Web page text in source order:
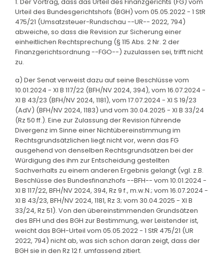
Urteil des Bundesgerichtshofs (BGH) vom 05.05.2022 - 1 StR
475/21 (Umsatzsteuer-Rundschau --UR-- 2022, 794)
abweiche, so dass die Revision zur Sicherung einer
einheitlichen Rechtsprechung (§ 115 Abs. 2 Nr. 2 der
Finanzgerichtsordnung --FGO--) zuzulassen sei, trifft nicht
zu.
a) Der Senat verweist dazu auf seine Beschlüsse vom
10.01.2024 - XI B 117/22 (BFH/NV 2024, 394), vom 16.07.2024 -
XI B 43/23 (BFH/NV 2024, 1181), vom 17.07.2024 - XI S 19/23
(AdV) (BFH/NV 2024, 1183) und vom 30.04.2025 - XI B 33/24
(Rz 50 ff.). Eine zur Zulassung der Revision führende
Divergenz im Sinne einer Nichtübereinstimmung im
Rechtsgrundsätzlichen liegt nicht vor, wenn das FG
ausgehend von denselben Rechtsgrundsätzen bei der
Würdigung des ihm zur Entscheidung gestellten
Sachverhalts zu einem anderen Ergebnis gelangt (vgl. z.B.
Beschlüsse des Bundesfinanzhofs --BFH-- vom 10.01.2024 -
XI B 117/22, BFH/NV 2024, 394, Rz 9 f., m.w.N.; vom 16.07.2024 -
XI B 43/23, BFH/NV 2024, 1181, Rz 3; vom 30.04.2025 - XI B
33/24, Rz 51). Von den übereinstimmenden Grundsätzen
des BFH und des BGH zur Bestimmung, wer Leistender ist,
weicht das BGH-Urteil vom 05.05.2022 - 1 StR 475/21 (UR
2022, 794) nicht ab, was sich schon daran zeigt, dass der
BGH sie in den Rz 12 f. umfassend zitiert.